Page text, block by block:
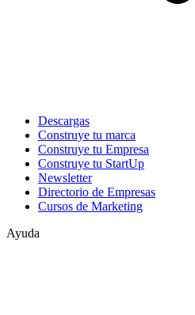
Descargas
Construye tu marca
Construye tu Empresa
Construye tu StartUp
Newsletter
Directorio de Empresas
Cursos de Marketing
Ayuda